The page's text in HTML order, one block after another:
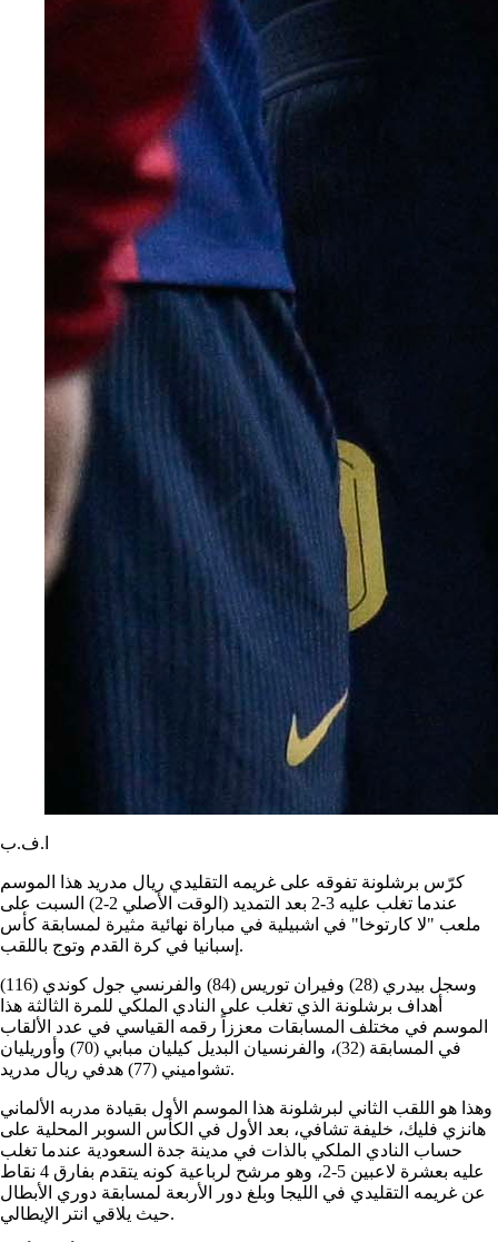
ا.ف.ب
كرّس برشلونة تفوقه على غريمه التقليدي ريال مدريد هذا الموسم
عندما تغلب عليه 3-2 بعد التمديد (الوقت الأصلي 2-2) السبت على
ملعب "لا كارتوخا" في اشبيلية في مباراة نهائية مثيرة لمسابقة كأس
إسبانيا في كرة القدم وتوج باللقب.
وسجل بيدري (28) وفيران توريس (84) والفرنسي جول كوندي (116)
أهداف برشلونة الذي تغلب على النادي الملكي للمرة الثالثة هذا
الموسم في مختلف المسابقات معززاً رقمه القياسي في عدد الألقاب
في المسابقة (32)، والفرنسيان البديل كيليان مبابي (70) وأوريليان
تشواميني (77) هدفي ريال مدريد.
وهذا هو اللقب الثاني لبرشلونة هذا الموسم الأول بقيادة مدربه الألماني
هانزي فليك، خليفة تشافي، بعد الأول في الكأس السوبر المحلية على
حساب النادي الملكي بالذات في مدينة جدة السعودية عندما تغلب
عليه بعشرة لاعبين 5-2، وهو مرشح لرباعية كونه يتقدم بفارق 4 نقاط
عن غريمه التقليدي في الليجا وبلغ دور الأربعة لمسابقة دوري الأبطال
حيث يلاقي انتر الإيطالي.